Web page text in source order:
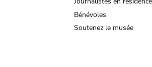
Bénévoles
Soutenez le musée